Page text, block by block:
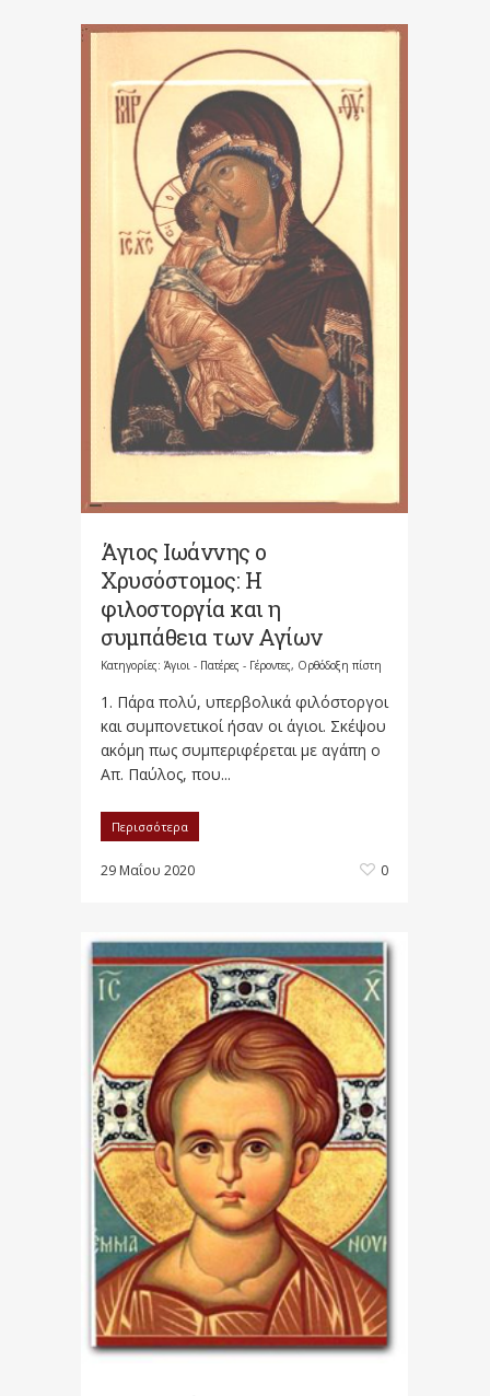
Άγιος Ιωάννης ο
Χρυσόστομος: Η
φιλοστοργία και η
συμπάθεια των Αγίων
Κατηγορίες: Άγιοι - Πατέρες - Γέροντες, Ορθόδοξη πίστη
1. Πάρα πολύ, υπερβολικά φιλόστοργοι
και συμπονετικοί ήσαν οι άγιοι. Σκέψου
ακόμη πως συμπεριφέρεται με αγάπη ο
Απ. Παύλος, που...
Περισσότερα
29 Μαΐου 2020 0